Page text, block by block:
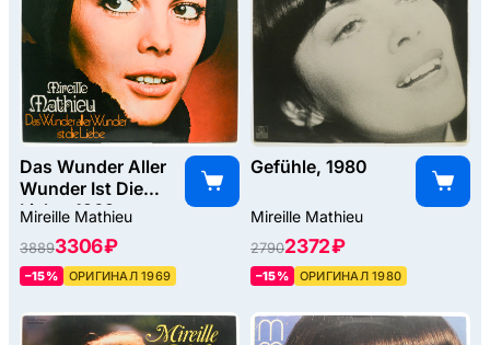
Das Wunder Aller
Wunder Ist Die
Liebe, 1969
Mireille Mathieu
38893306 ₽
–15% ОРИГИНАЛ 1969
Gefühle, 1980
Mireille Mathieu
27902372 ₽
–15% ОРИГИНАЛ 1980